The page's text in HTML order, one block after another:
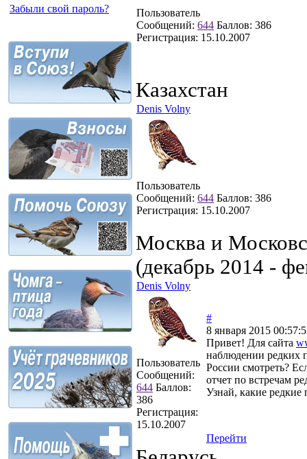
Забыли свой пароль?
Пользователь
Сообщений: 644 Баллов: 386
Регистрация: 15.10.2007
Казахстан
Denis Volny
Пользователь
Сообщений: 644 Баллов: 386
Регистрация: 15.10.2007
Москва и
(декабрь 2014 -
Denis Volny
Пользователь
Сообщений:
644 Баллов:
386
Регистрация:
15.10.2007
#
8 января 2015
Привет! Для сайта
наблюдении редких
России смотреть?
отчет по встречам
Узнай, какие
Перейти